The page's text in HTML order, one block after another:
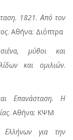
1821. Από τον
. Αθήνα: Διόπτρα
μύθοι και
και ομιλιών.
Επανάσταση. Η
. Αθήνα: ΚΨΜ
για την